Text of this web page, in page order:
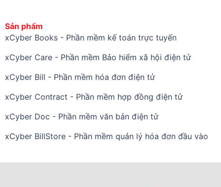
Sản phẩm
xCyber Books - Phần mềm kế toán trực tuyến
xCyber Care - Phần mềm Bảo hiểm xã hội điện tử
xCyber Bill - Phần mềm hóa đơn điện tử
xCyber Contract - Phần mềm hợp đồng điện tử
xCyber Doc - Phần mềm văn bản điện tử
xCyber BillStore - Phần mềm quản lý hóa đơn đầu vào